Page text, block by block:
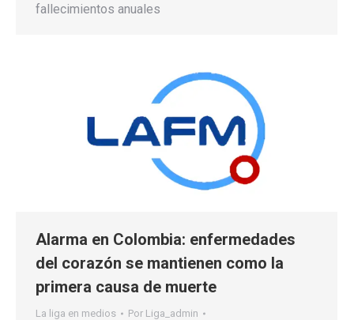
fallecimientos anuales
Alarma en Colombia: enfermedades
del corazón se mantienen como la
primera causa de muerte
La liga en medios Por Liga_admin